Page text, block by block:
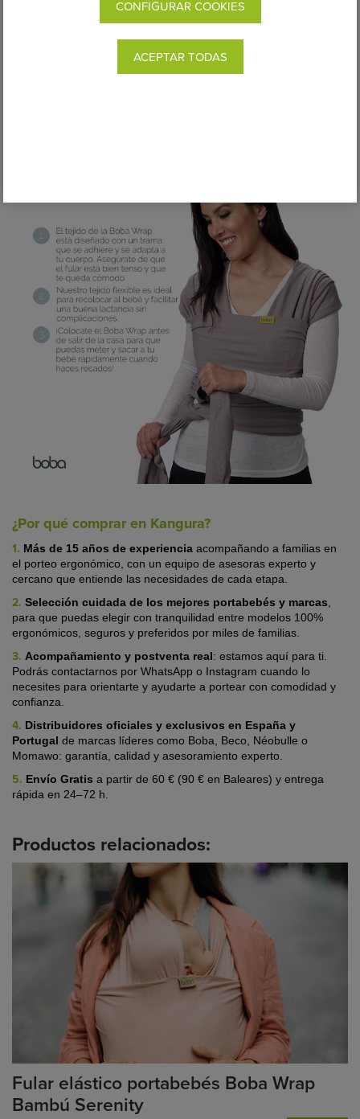
¿Por qué comprar en Kangura?
1. Más de 15 años de experiencia acompañando a familias en
el porteo ergonómico, con un equipo de asesoras experto y
cercano que entiende las necesidades de cada etapa.
2. Selección cuidada de los mejores portabebés y marcas
para que puedas elegir con tranquilidad entre modelos 100%
ergonómicos, seguros y preferidos por miles de familias.
3. Acompañamiento y postventa real: estamos aquí para ti.
Podrás contactarnos por WhatsApp o Instagram cuando lo
necesites para orientarte y ayudarte a portear con comodidad y
confianza.
4. Distribuidores oficiales y exclusivos en España y
Portugal de marcas líderes como Boba, Beco, Néobulle o
Momawo: garantía, calidad y asesoramiento experto.
5. Envío Gratis a partir de 60 € (90 € en Baleares) y entrega
rápida en 24–72 h.
Productos relacionados:
Fular elástico portabebés Boba Wrap
Bambú Serenity
CONFIGURAR COOKIES
ACEPTAR TODAS